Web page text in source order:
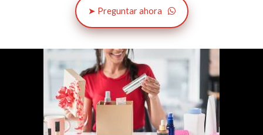
➤ Preguntar ahora